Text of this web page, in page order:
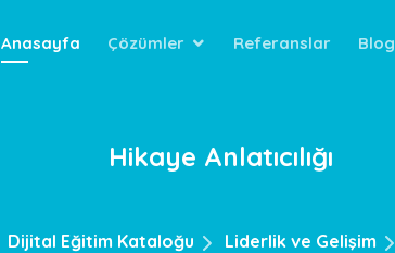
Anasayfa Çözümler Referanslar Blog
Hikaye Anlatıcılığı
Dijital Eğitim Kataloğu Liderlik ve Gelişim